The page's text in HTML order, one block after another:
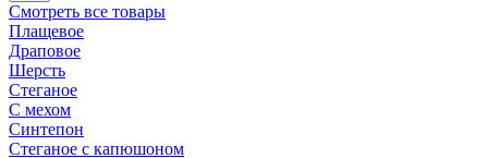
Смотреть все товары
Плащевое
Драповое
Шерсть
Стеганое
С мехом
Синтепон
Стеганое с капюшоном